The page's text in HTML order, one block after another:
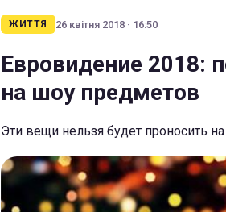
ЖИТТЯ 26 квітня 2018 · 16:50
Евровидение 2018:
на шоу предметов
Эти вещи нельзя будет проносить